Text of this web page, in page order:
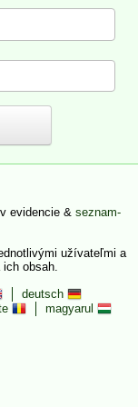
evidencie & seznam-
užívateľmi a
ich obsah.
deutsch
magyarul